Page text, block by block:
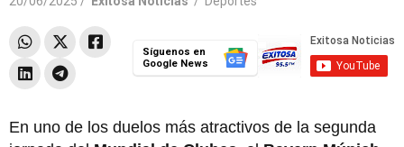
Síguenos en
Google News
En uno de los duelos más atractivos de la segunda